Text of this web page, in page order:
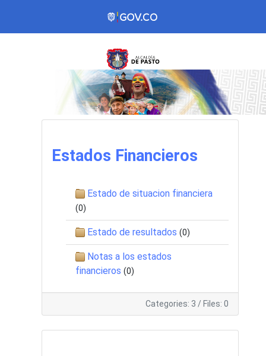
Estados Financieros
Estado de situacion financiera
(0)
Estado de resultados (0)
Notas a los estados
financieros (0)
Categories: 3 / Files: 0